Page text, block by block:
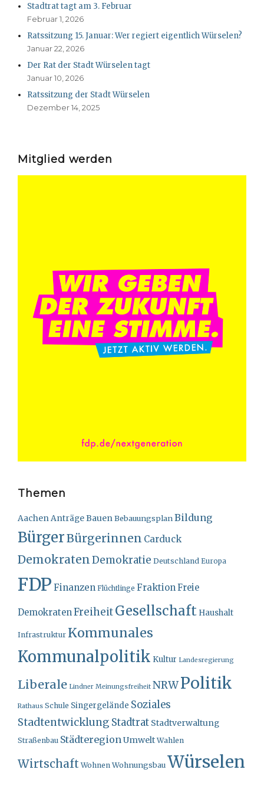
Stadtrat tagt am 3. Februar
Februar 1, 2026
Ratssitzung 15. Januar: Wer regiert eigentlich Würselen?
Januar 22, 2026
Der Rat der Stadt Würselen tagt
Januar 10, 2026
Ratssitzung der Stadt Würselen
Dezember 14, 2025
Mitglied werden
Themen
AachenAnträgeBauenBebauungsplanBildung
BürgerBürgerinnen Carduck
DemokratenDemokratie Deutschland Europa
FDP Finanzen Flüchtlinge FraktionFreie
DemokratenFreiheitGesellschaft Haushalt
Infrastruktur Kommunales
Kommunalpolitik Kultur Landesregierung
Liberale Lindner Meinungsfreiheit NRWPolitik
Rathaus Schule Singergelände Soziales
Stadtentwicklung Stadtrat Stadtverwaltung
Straßenbau StädteregionUmwelt Wahlen
Wirtschaft Wohnen WohnungsbauWürselen